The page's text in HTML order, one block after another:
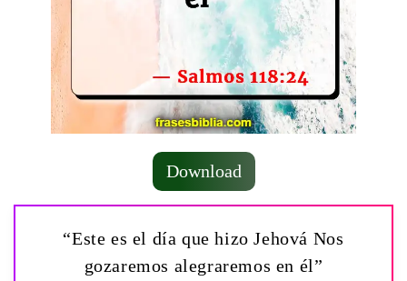
Download
“Este es el día que hizo Jehová Nos
gozaremos alegraremos en él”